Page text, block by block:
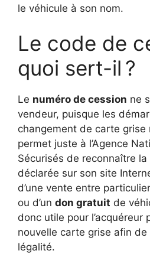
le véhicule à son nom.
Le code de
quoi sert-il ?
Le numéro de cession ne
vendeur, puisque les
changement de carte grise
permet juste à l’Agence
Sécurisés de reconnaître
déclarée sur son site
d’une vente entre
ou d’un don gratuit de
donc utile pour l’acquéreur
nouvelle carte grise afin
légalité.